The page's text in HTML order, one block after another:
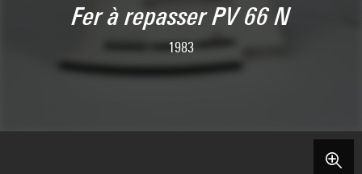
Fer à repasser PV 66 N
1983